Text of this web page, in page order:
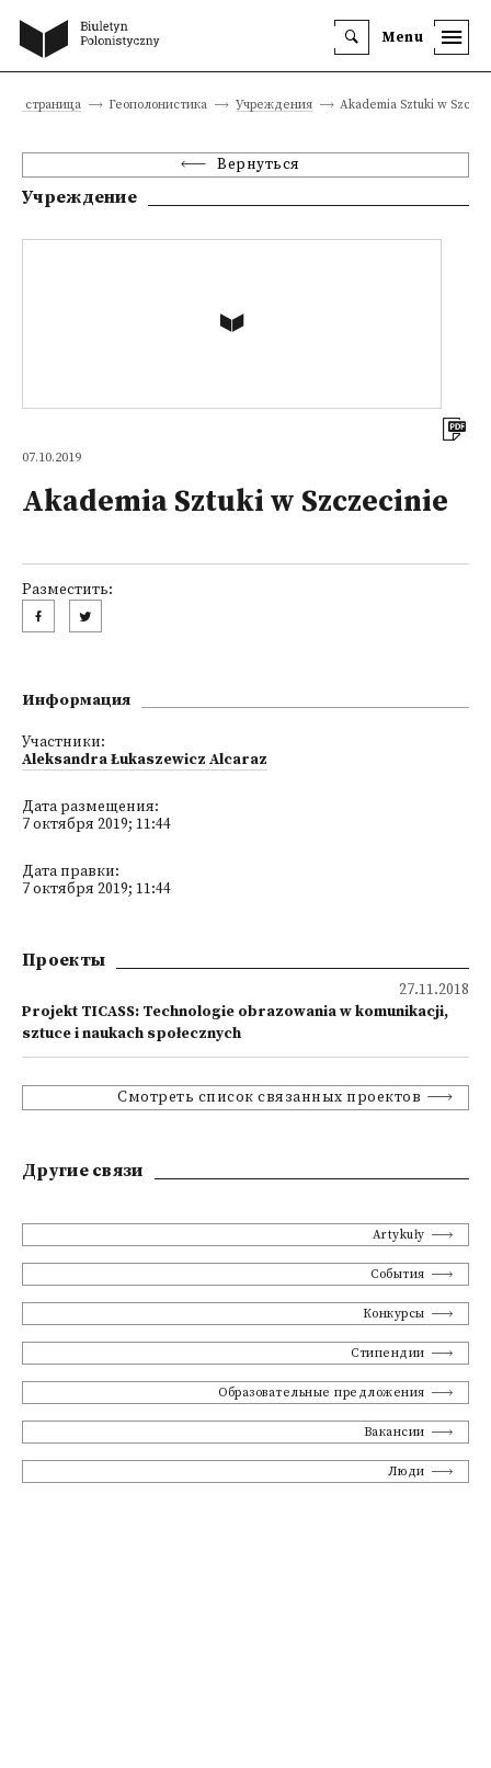
Menu
страница Геополонистика Учреждения Akademia Sztuki w
Вернуться
Учреждение
07.10.2019
Akademia Sztuki w Szczecinie
Разместить:
Информация
Участники:
Aleksandra Łukaszewicz Alcaraz
Дата размещения:
7 октября 2019; 11:44
Дата правки:
7 октября 2019; 11:44
Проекты
27.11.2018
Projekt TICASS: Technologie obrazowania w komunikacji,
sztuce i naukach społecznych
Смотреть список связанных проектов
Другие связи
Artykuły
События
Конкурсы
Стипендии
Образовательные предложения
Вакансии
Люди